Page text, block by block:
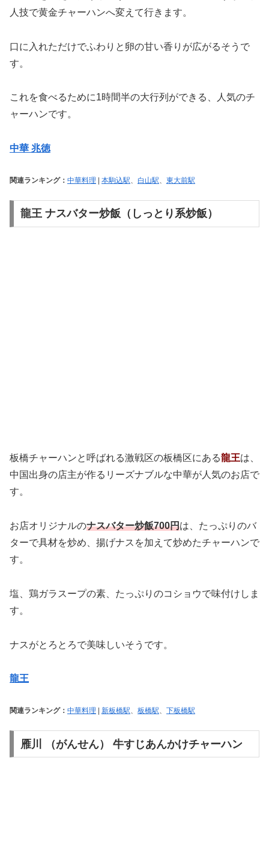
人技で黄金チャーハンへ変えて行きます。
口に入れただけでふわりと卵の甘い香りが広がるそうで
す。
これを食べるために1時間半の大行列ができる、人気のチ
ャーハンです。
中華 兆徳
関連ランキング： 中華料理 本駒込駅、 白山駅、 東大前駅
龍王 ナスバター炒飯（しっとり系炒飯）
板橋チャーハンと呼ばれる激戦区の板橋区にある龍王は、
中国出身の店主が作るリーズナブルな中華が人気のお店で
す。
お店オリジナルのナスバター炒飯700円は、たっぷりのバ
ターで具材を炒め、揚げナスを加えて炒めたチャーハンで
す。
塩、鶏ガラスープの素、たっぷりのコショウで味付けしま
す。
ナスがとろとろで美味しいそうです。
龍王
関連ランキング： 中華料理 新板橋駅、 板橋駅、 下板橋駅
雁川 （がんせん） 牛すじあんかけチャーハン